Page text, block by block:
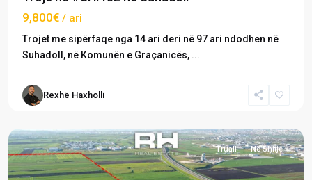
9,800€ / ari
Trojet me sipërfaqe nga 14 ari deri në 97 ari ndodhen në
Suhadoll, në Komunën e Graçanicës, ...
Rexhë Haxholli
Suhadoll,
Truall Në Shitje